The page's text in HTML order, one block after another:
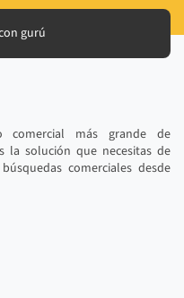
gurú
comercial más grande de
la solución que necesitas de
comerciales desde